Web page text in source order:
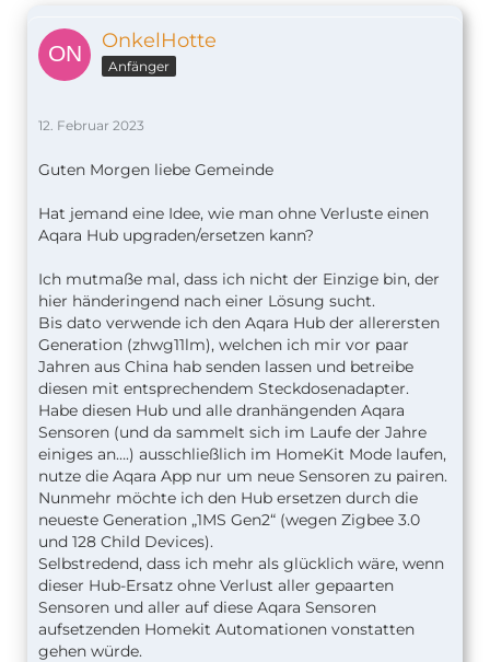
OnkelHotte
Anfänger
12. Februar 2023
Guten Morgen liebe Gemeinde
Hat jemand eine Idee, wie man ohne Verluste einen
Aqara Hub upgraden/ersetzen kann?
Ich mutmaße mal, dass ich nicht der Einzige bin, der
hier händeringend nach einer Lösung sucht.
Bis dato verwende ich den Aqara Hub der allerersten
Generation (zhwg11lm), welchen ich mir vor paar
Jahren aus China hab senden lassen und betreibe
diesen mit entsprechendem Steckdosenadapter.
Habe diesen Hub und alle dranhängenden Aqara
Sensoren (und da sammelt sich im Laufe der Jahre
einiges an….) ausschließlich im HomeKit Mode laufen,
nutze die Aqara App nur um neue Sensoren zu pairen.
Nunmehr möchte ich den Hub ersetzen durch die
neueste Generation „1MS Gen2“ (wegen Zigbee 3.0
und 128 Child Devices).
Selbstredend, dass ich mehr als glücklich wäre, wenn
dieser Hub-Ersatz ohne Verlust aller gepaarten
Sensoren und aller auf diese Aqara Sensoren
aufsetzenden Homekit Automationen vonstatten
gehen würde.